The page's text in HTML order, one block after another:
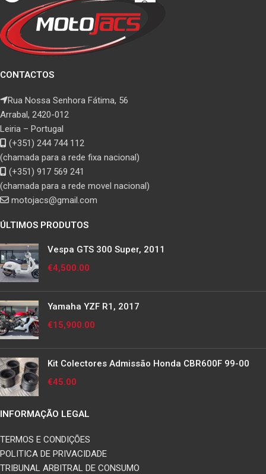
CONTACTOS
Rua Nossa Senhora Fátima, 56
Arrabal, 2420-012
Leiria – Portugal
(+351) 244 744 112
(chamada para a rede fixa nacional)
(+351) 917 569 241
(chamada para a rede movel nacional)
motojacs@gmail.com
ÚLTIMOS PRODUTOS
Vespa GTS 300 Super, 2011
€4,500.00
Yamaha YZF R1, 2017
€15,900.00
Kit Colectores Admissão Honda CBR600F 99-00
€45.00
INFORMAÇÃO LEGAL
TERMOS E CONDIÇÕES
POLITICA DE PRIVACIDADE
TRIBUNAL ARBITRAL DE CONSUMO